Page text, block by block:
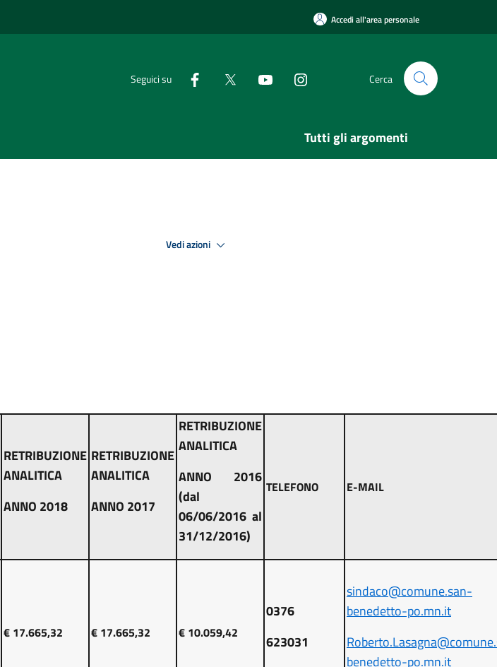
Accedi all'area personale
Seguici su Cerca
Tutti gli argomenti
RETRIBUZIONE
ANALITICA
ANNO 2018
RETRIBUZIONE
ANALITICA
ANNO 2017
RETRIBUZIONE
ANALITICA
ANNO 2016
(dal
06/06/2016 al
31/12/2016)
TELEFONO E-MAIL
€ 17.665,32 € 17.665,32 € 10.059,42
0376
623031
sindaco@comune.san-
benedetto-po.mn.it
benedetto-po.mn.it
Vedi azioni